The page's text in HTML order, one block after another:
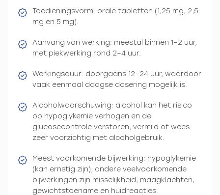
Toedieningsvorm: orale tabletten (1,25 mg, 2,5
mg en 5 mg).
Aanvang van werking: meestal binnen 1–2 uur,
met piekwerking rond 2–4 uur.
Werkingsduur: doorgaans 12–24 uur, waardoor
vaak eenmaal daagse dosering mogelijk is.
Alcoholwaarschuwing: alcohol kan het risico
op hypoglykemie verhogen en de
glucosecontrole verstoren; vermijd of wees
zeer voorzichtig met alcoholgebruik.
Meest voorkomende bijwerking: hypoglykemie
(kan ernstig zijn); andere veelvoorkomende
bijwerkingen zijn misselijkheid, maagklachten,
gewichtstoename en huidreacties.